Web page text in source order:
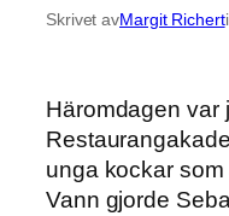
Skrivet avMargit Richert
Häromdagen var
unga kockar
Vann gjorde